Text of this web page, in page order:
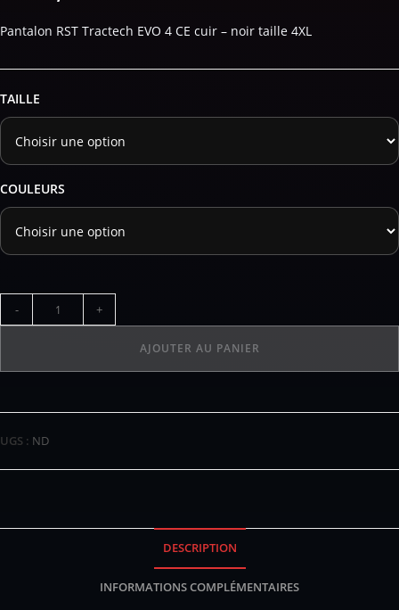
Pantalon RST Tractech EVO 4 CE cuir – noir taille 4XL
TAILLE
COULEURS
- +
AJOUTER AU PANIER
UGS : ND
DESCRIPTION
INFORMATIONS COMPLÉMENTAIRES